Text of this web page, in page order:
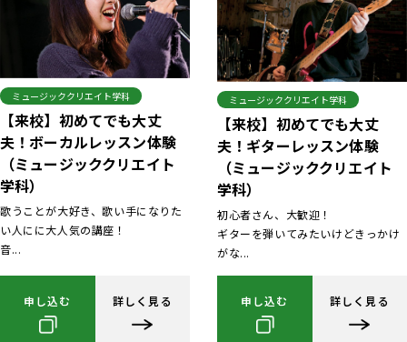
ミュージッククリエイト学科
【来校】初めてでも大丈
夫！ボーカルレッスン体験
（ミュージッククリエイト
学科）
歌うことが大好き、歌い手になりた
い人にに大人気の講座！
音...
申し込む 詳しく見る
ミュージッククリエイト学科
【来校】初めてでも大丈
夫！ギターレッスン体験
（ミュージッククリエイト
学科）
初心者さん、大歓迎！
ギターを弾いてみたいけどきっかけ
がな...
申し込む 詳しく見る